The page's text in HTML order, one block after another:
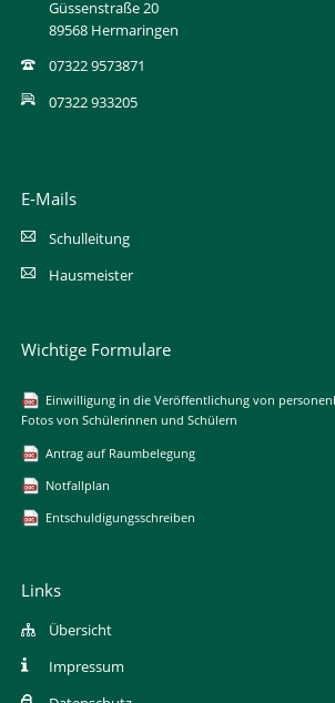
Güssenstraße 20
89568 Hermaringen
07322 9573871
07322 933205
E-Mails
Schulleitung
Hausmeister
Wichtige Formulare
Einwilligung in die Veröffentlichung von
Fotos von Schülerinnen und Schülern
Antrag auf Raumbelegung
Notfallplan
Entschuldigungsschreiben
Links
Übersicht
Impressum